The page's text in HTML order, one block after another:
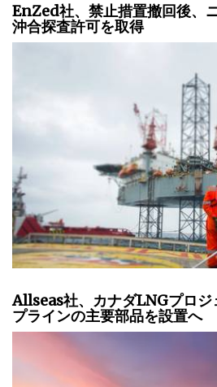
EnZed社、禁止措置撤回後、
沖合探査許可を取得
Allseas社、カナダLNGプロジ
プラインの主要部品を設置へ